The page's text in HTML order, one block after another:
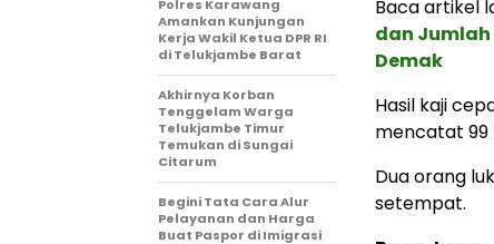
Baca artikel
dan Jumlah
Demak
Hasil kaji
mencatat 99
Dua orang
setempat.
Polres Karawang
Amankan Kunjungan
Kerja Wakil Ketua DPR RI
di Telukjambe Barat
Akhirnya Korban
Tenggelam Warga
Telukjambe Timur
Temukan di Sungai
Citarum
Begini Tata Cara Alur
Pelayanan dan Harga
Buat Paspor di Imigrasi